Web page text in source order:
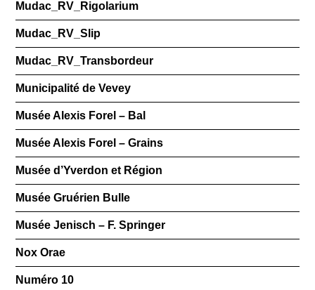
Mudac_RV_Rigolarium
Mudac_RV_Slip
Mudac_RV_Transbordeur
Municipalité de Vevey
Musée Alexis Forel – Bal
Musée Alexis Forel – Grains
Musée d’Yverdon et Région
Musée Gruérien Bulle
Musée Jenisch – F. Springer
Nox Orae
Numéro 10